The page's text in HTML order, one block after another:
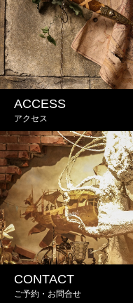
ACCESS
アクセス
CONTACT
ご予約・お問合せ